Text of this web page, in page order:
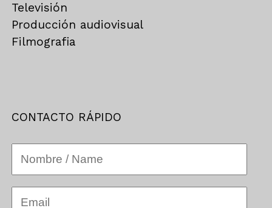
Televisión
Producción audiovisual
Filmografia
CONTACTO RÁPIDO